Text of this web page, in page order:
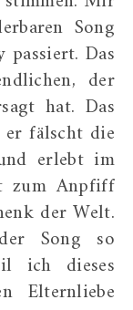
Song
passiert. Das
der
hat. Das
fälscht die
erlebt im
zum Anpfiff
der Welt.
Song so
ich dieses
Elternliebe